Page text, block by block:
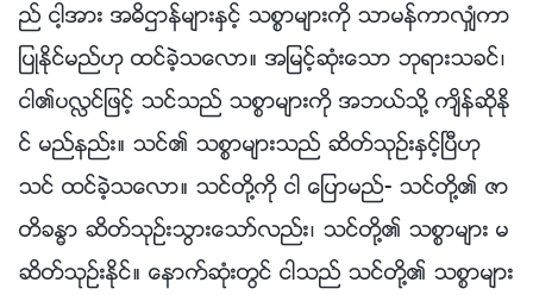
ည္ ငါ့အား အဓိဌာန္မ်ားႏွင့္ သစၥာမ်ားကို သာမန္ကာလွ်ံကာ
ျပဳႏိုင္မည္ဟု ထင္ခဲ့သေလာ။ အျမင့္ဆုံးေသာ ဘုရားသခင္၊
ငါ၏ပလႅင္ျဖင့္ သင္သည္ သစၥာမ်ားကို အဘယ္သို႔ က်ိန္ဆိုႏို
င္ မည္နည္း။ သင္၏ သစၥာမ်ားသည္ ဆိတ္သုဥ္းႏွင့္ၿပီဟု
သင္ ထင္ခဲ့သေလာ။ သင္တို႔ကို ငါ ေျပာမည္- သင္တို႔၏ ဇာ
တိခႏၶာ ဆိတ္သုဥ္းသြားေသာ္လည္း၊ သင္တို႔၏ သစၥာမ်ား မ
ဆိတ္သုဥ္းႏိုင္။ ေနာက္ဆုံးတြင္ ငါသည္ သင္တို႔၏ သစၥာမ်ား